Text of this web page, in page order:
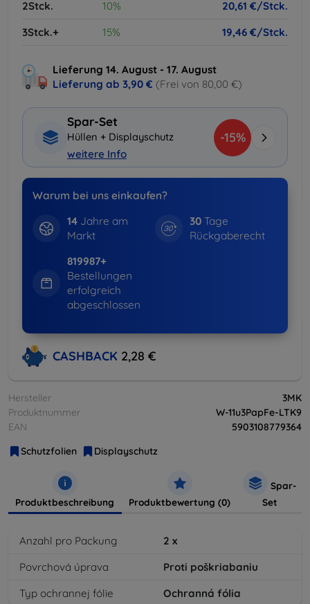
2Stck. 10%
20,61 €/Stck.
3Stck.+
15% 19,46 €/Stck.
Lieferung 14. August - 17. August
Lieferung ab 3,90 € (Frei von 80,00 €)
Spar-Set
Hüllen + Displayschutz
weitere Info
-15%
Warum bei uns einkaufen?
14Jahre am
Markt
30 Tage
Rückgaberecht
819987+
Bestellungen
erfolgreich
abgeschlossen
CASHBACK 2,28 €
Hersteller
3MK
Produktnummer
W-11u3PapFe-LTK9
EAN
5903108779364
Schutzfolien
Displayschutz
Produktbeschreibung Produktbewertung (0)
Spar-
Set
Anzahl pro Packung 2 x
Povrchová úprava
Proti poškriabaniu
Typ ochrannej fólie
Ochranná fólia